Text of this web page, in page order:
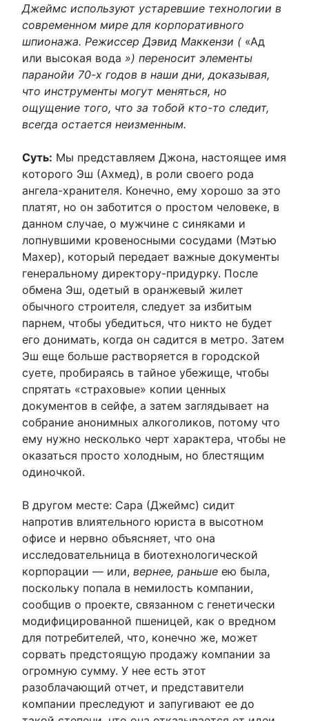
Джеймс используют устаревшие технологии в
современном мире для корпоративного
шпионажа. Режиссер Дэвид Маккензи ( «Ад
или высокая вода ») переносит элементы
паранойи 70-х годов в наши дни, доказывая,
что инструменты могут меняться, но
ощущение того, что за тобой кто-то следит,
всегда остается неизменным.
Суть: Мы представляем Джона, настоящее имя
которого Эш (Ахмед), в роли своего рода
ангела-хранителя. Конечно, ему хорошо за это
платят, но он заботится о простом человеке, в
данном случае, о мужчине с синяками и
лопнувшими кровеносными сосудами (Мэтью
Махер), который передает важные документы
генеральному директору-придурку. После
обмена Эш, одетый в оранжевый жилет
обычного строителя, следует за избитым
парнем, чтобы убедиться, что никто не будет
его донимать, когда он садится в метро. Затем
Эш еще больше растворяется в городской
суете, пробираясь в тайное убежище, чтобы
спрятать «страховые» копии ценных
документов в сейфе, а затем заглядывает на
собрание анонимных алкоголиков, потому что
ему нужно несколько черт характера, чтобы не
оказаться просто холодным, но блестящим
одиночкой.
В другом месте: Сара (Джеймс) сидит
напротив влиятельного юриста в высотном
офисе и нервно объясняет, что она
исследовательница в биотехнологической
корпорации — или, вернее, раньше ею была,
поскольку попала в немилость компании,
сообщив о проекте, связанном с генетически
модифицированной пшеницей, как о вредном
для потребителей, что, конечно же, может
сорвать предстоящую продажу компании за
огромную сумму. У нее есть этот
разоблачающий отчет, и представители
компании преследуют и запугивают ее до